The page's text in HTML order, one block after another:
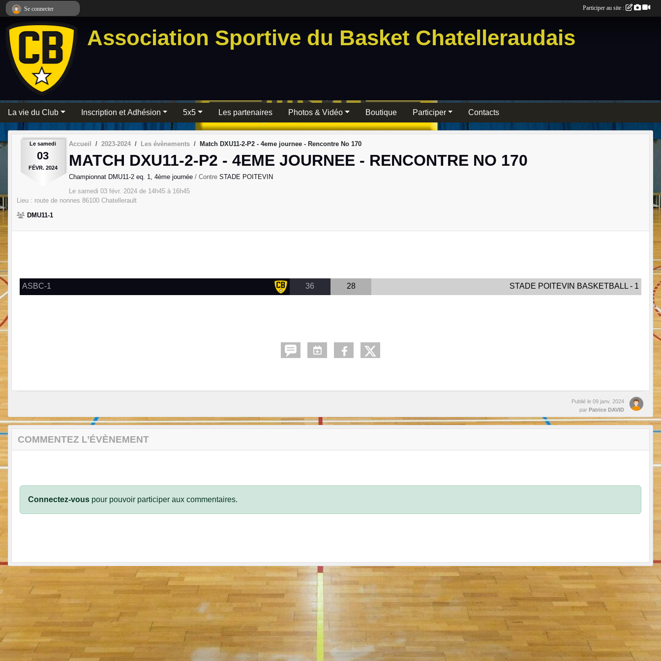
Association Sportive du Basket Chatelleraudais
La vie du Club Inscription et Adhésion 5x5 Les partenaires Photos & Vidéo Boutique Participer Contacts
Le samedi
03
FÉVR. 2024
Accueil 2023-2024 Les évènements Match DXU11-2-P2 - 4eme journee - Rencontre No 170
MATCH DXU11-2-P2 - 4EME JOURNEE - RENCONTRE NO 170
Championnat DMU11-2 eq. 1, 4ème journée / Contre STADE POITEVIN
Le samedi 03 févr. 2024 de 14h45 à 16h45
Lieu : route de nonnes 86100 Chatellerault
DMU11-1
ASBC-1 36 28 STADE POITEVIN BASKETBALL - 1
Publié le 09 janv. 2024
par Patrice DAVID
COMMENTEZ L’ÉVÈNEMENT
Connectez-vous pour pouvoir participer aux commentaires.
Se connecter Participer au site :
Panneau de gestion des cookies